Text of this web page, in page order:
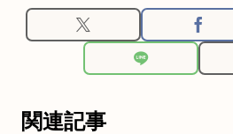
関連記事